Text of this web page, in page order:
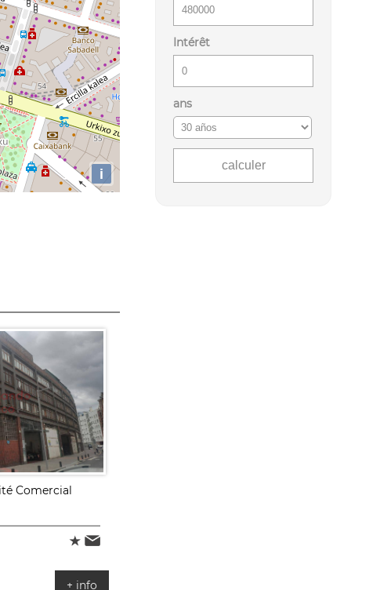
i
Intérêt
ans
Comercial
+ info